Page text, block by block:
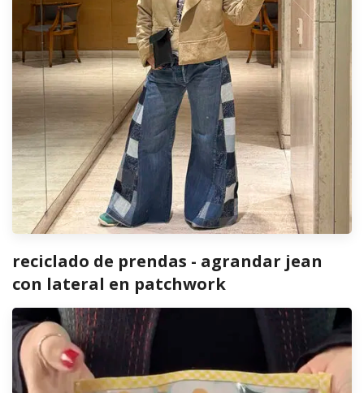
reciclado de prendas - agrandar jean
con lateral en patchwork